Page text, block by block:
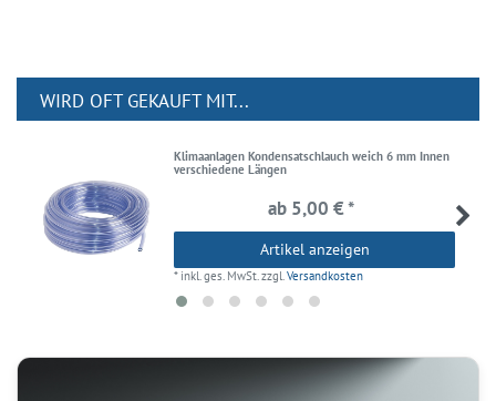
WIRD OFT GEKAUFT MIT...
Klimaanlagen Kondensatschlauch weich 6 mm Innen
verschiedene Längen
ab 5,00 € *
Artikel anzeigen
* inkl. ges. MwSt. zzgl.Versandkosten